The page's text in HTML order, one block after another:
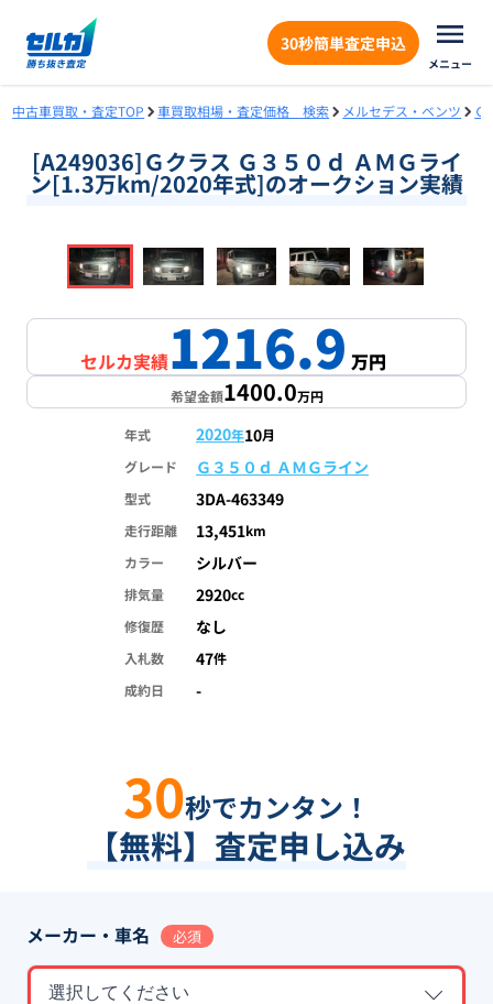
30秒簡単査定申込
メニュー
中古車買取・査定TOP 車買取相場・査定価格 検索 メルセデス・ベンツ Ｇ
[A249036]Ｇクラス Ｇ３５０ｄ ＡＭＧライ
ン[1.3万km/2020年式]のオークション実績
1/18
セルカ実績1216.9万円
希望金額1400.0万円
年式 2020年10月
グレード
Ｇ３５０ｄ ＡＭＧライン
型式 3DA-463349
走行距離 13,451km
カラー
シルバー
排気量 2920cc
修復歴
なし
入札数 47件
成約日
-
30秒でカンタン！
【無料】査定申し込み
メーカー・車名 必須
選択してください